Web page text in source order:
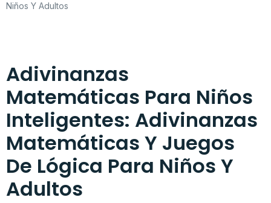
Niños Y Adultos
Adivinanzas
Matemáticas Para Niños
Inteligentes: Adivinanzas
Matemáticas Y Juegos
De Lógica Para Niños Y
Adultos